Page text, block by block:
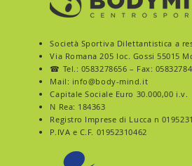
Società Sportiva Dilettantistica a
Via Romana 205 loc. Gossi 55015
☎ Tel.: 0583278656 – Fax:
Mail: info@body-mind.it
Capitale Sociale Euro 30.000,00 i.v.
N Rea: 184363
Registro Imprese di Lucca n
P.IVA e C.F. 01952310462